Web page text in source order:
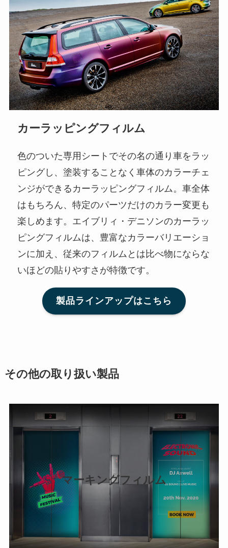
カーラッピングフィルム
色のついた専用シートでその名の通り車をラッ
ピングし、塗装することなく車体のカラーチェ
ンジができるカーラッピングフィルム。車全体
はもちろん、特定のパーツだけのカラー変更も
楽しめます。エイブリィ・デニソンのカーラッ
ピングフィルムは、豊富なカラーバリエーショ
ンに加え、従来のフィルムとは比べ物にならな
いほどの貼りやすさが特徴です。
製品ラインアップはこちら
その他の取り扱い製品
マーキングフィルム